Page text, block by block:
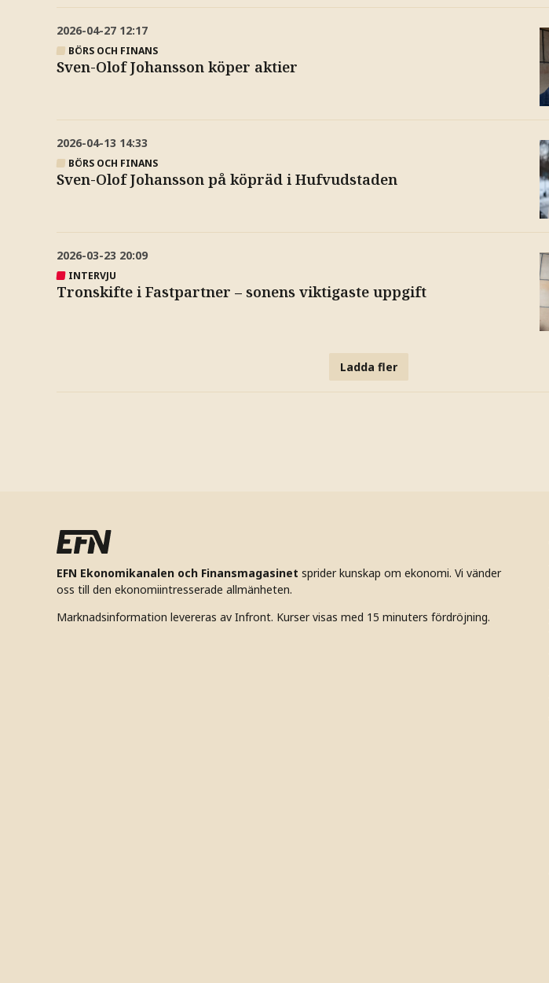
2026-04-27 12:17
BÖRS OCH FINANS
Sven-Olof Johansson köper aktier
2026-04-13 14:33
BÖRS OCH FINANS
Sven-Olof Johansson på köpräd i Hufvudstaden
2026-03-23 20:09
INTERVJU
Tronskifte i Fastpartner – sonens viktigaste uppgift
Ladda fler
EFN Ekonomikanalen och Finansmagasinet sprider kunskap om ekonomi. Vi vänder
oss till den ekonomiintresserade allmänheten.
Marknadsinformation levereras av Infront. Kurser visas med 15 minuters fördröjning.